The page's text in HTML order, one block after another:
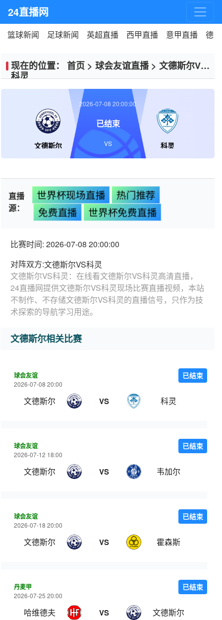
24直播网
篮球新闻 足球新闻 英超直播 西甲直播 意甲直播 德
现在的位置： 首页 > 球会友谊直播> 文德斯尔VS
科灵
文德斯尔 科灵
2026-07-08 20:00:00
已结束
VS
直播
源：
世界杯现场直播
热门推荐
免费直播
世界杯免费直播
比赛时间: 2026-07-08 20:00:00
对阵双方:文德斯尔VS科灵
文德斯尔VS科灵：在线看文德斯尔VS科灵高清直播，
24直播网提供文德斯尔VS科灵现场比赛直播视频，本站
不制作、不存储文德斯尔VS科灵的直播信号，只作为技
术探索的导航学习用途。
文德斯尔相关比赛
球会友谊
2026-07-08 20:00
文德斯尔 VS 科灵
已结束
球会友谊
2026-07-12 18:00
文德斯尔 VS 韦加尔
已结束
球会友谊
2026-07-18 20:00
文德斯尔 VS 霍森斯
已结束
丹麦甲
2026-07-25 20:00
哈维德夫 VS 文德斯尔
已结束